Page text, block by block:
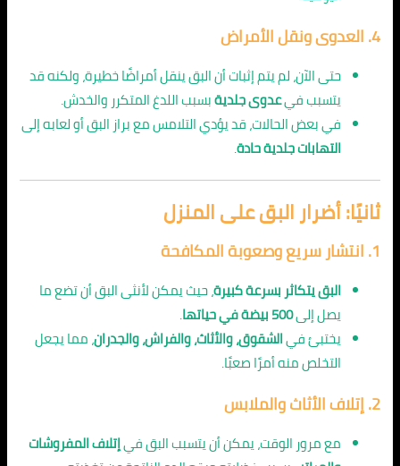
4. العدوى ونقل الأمراض
حتى الآن، لم يتم إثبات أن البق ينقل أمراضًا خطيرة، ولكنه قد
يتسبب فيعدوى جلديةبسبب اللدغ المتكرر والخدش.
في بعض الحالات، قد يؤدي التلامس مع براز البق أو لعابه إلى
التهابات جلدية حادة.
ثانيًا: أضرار البق على المنزل
1. انتشار سريع وصعوبة المكافحة
البق يتكاثر بسرعة كبيرة، حيث يمكن لأنثى البق أن تضع ما
يصل إلى500 بيضة في حياتها
.
يختبئ فيالشقوق، والأثاث، والفراش، والجدران، مما يجعل
التخلص منه أمرًا صعبًا.
2. إتلاف الأثاث والملابس
مع مرور الوقت، يمكن أن يتسبب البق فيإتلاف المفروشات